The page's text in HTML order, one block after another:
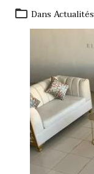
Dans Actualités